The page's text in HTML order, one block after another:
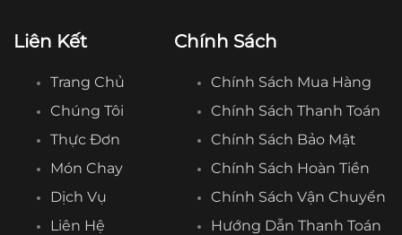
Liên Kết
Trang Chủ
Chúng Tôi
Thực Đơn
Món Chay
Dịch Vụ
Liên Hệ
Chính Sách
Chính Sách Mua Hàng
Chính Sách Thanh Toán
Chính Sách Bảo Mật
Chính Sách Hoàn Tiền
Chính Sách Vận Chuyển
Hướng Dẫn Thanh Toán